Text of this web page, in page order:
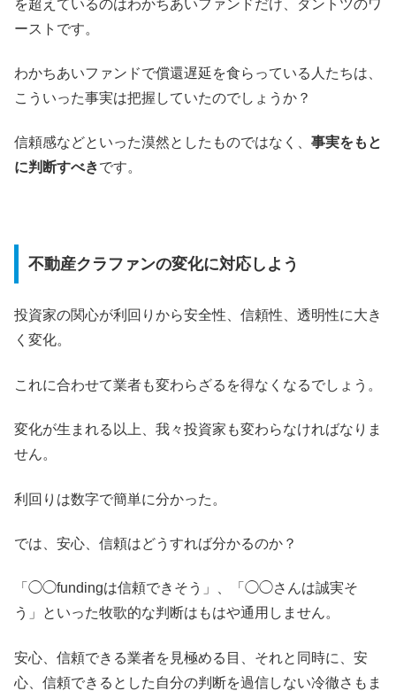
を超えているのはわかちあいファンドだけ、ダントツのワ
ーストです。
わかちあいファンドで償還遅延を食らっている人たちは、
こういった事実は把握していたのでしょうか？
信頼感などといった漠然としたものではなく、 事実をもと
に判断すべきです。
不動産クラファンの変化に対応しよう
投資家の関心が利回りから安全性、信頼性、透明性に大き
く変化。
これに合わせて業者も変わらざるを得なくなるでしょう。
変化が生まれる以上、我々投資家も変わらなければなりま
せん。
利回りは数字で簡単に分かった。
では、安心、信頼はどうすれば分かるのか？
「◯◯fundingは信頼できそう」、「◯◯さんは誠実そ
う」といった牧歌的な判断はもはや通用しません。
安心、信頼できる業者を見極める目、それと同時に、安
心、信頼できるとした自分の判断を過信しない冷徹さもま